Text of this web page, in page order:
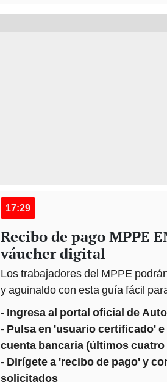
17:29
Recibo de pago MPPE
váucher digital
Los trabajadores del MPPE
y aguinaldo con esta guía fácil
- Ingresa al portal oficial de
- Pulsa en 'usuario certificado'
cuenta bancaria (últimos
- Dirígete a 'recibo de pago' y
solicitados